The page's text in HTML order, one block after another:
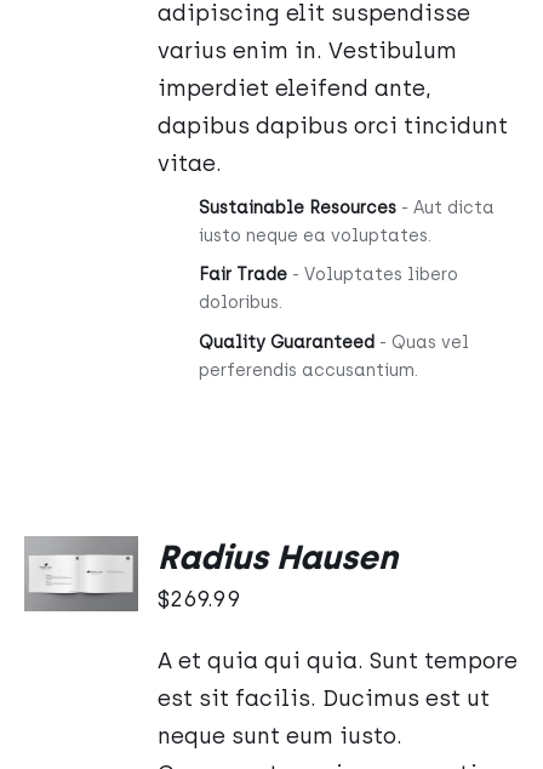
adipiscing elit suspendisse
varius enim in. Vestibulum
imperdiet eleifend ante,
dapibus dapibus orci tincidunt
vitae.
Sustainable Resources- Aut dicta
iusto neque ea voluptates.
Fair Trade- Voluptates libero
doloribus.
Quality Guaranteed - Quas vel
perferendis accusantium.
DO
KOSZYKA
/
Radius Hausen
$269.99
A et quia qui quia. Sunt tempore
est sit facilis. Ducimus est ut
neque sunt eum iusto.